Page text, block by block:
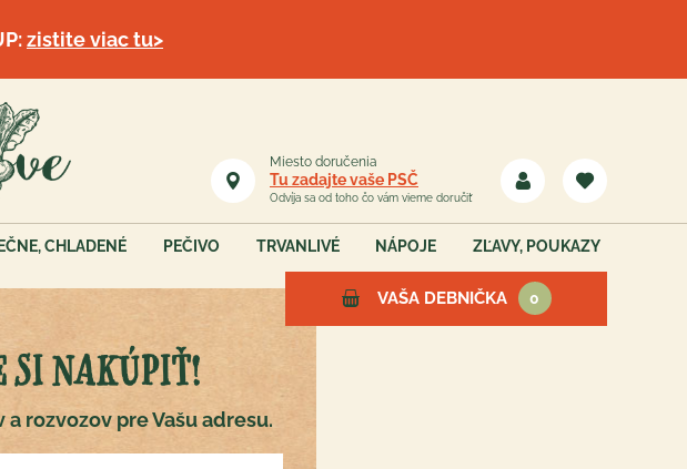
zistite viac tu>
Miesto doručenia
Tu zadajte vaše PSČ
Odvíja sa od toho čo vám vieme doručiť
CHLADENÉ PEČIVO TRVANLIVÉ NÁPOJE ZĽAVY, POUKAZY
VAŠA DEBNIČKA 0
SI NAKÚPIŤ!
rozvozov pre Vašu adresu.